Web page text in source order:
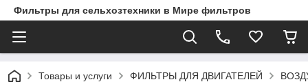
Фильтры для сельхозтехники в Мире фильтров
Товары и услуги ФИЛЬТРЫ ДЛЯ ДВИГАТЕЛЕЙ